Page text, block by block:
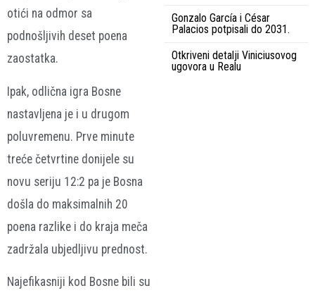
otići na odmor sa
podnošljivih deset poena
zaostatka.
Ipak, odlična igra Bosne
nastavljena je i u drugom
poluvremenu. Prve minute
treće četvrtine donijele su
novu seriju 12:2 pa je Bosna
došla do maksimalnih 20
poena razlike i do kraja meča
zadržala ubjedljivu prednost.
Najefikasniji kod Bosne bili su
Gonzalo García i César
Palacios potpisali do 2031.
Otkriveni detalji Viniciusovog
ugovora u Realu